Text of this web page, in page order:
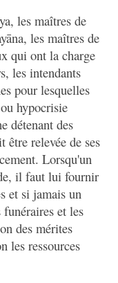
les maîtres de
les maîtres de
qui ont la charge
les intendants
pour lesquelles
hypocrisie
détenant des
être relevée de ses
Lorsqu'un
il faut lui fournir
et si jamais un
funéraires et les
des mérites
les ressources